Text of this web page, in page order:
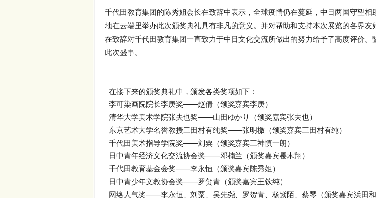
千代田教育集团的陈秀姐会长在致辞中表示，全球疫情仍在蔓延，中日两国守望
地在云端里举办此次颁奖典礼具有非凡的意义。并对帮助和支持本次展览的各界
在致辞对千代田教育集团一直致力于中日文化交流所做出的努力给予了高度评价。
此次盛事。
在接下来的颁奖典礼中，颁发各类奖项如下：
李可染画院院长李庚奖——赵倩（颁奖嘉宾李庚）
清华大学美术学院张夫也奖——山田ゆかり（颁奖嘉宾张夫也）
东京艺术大学名誉教授三田村有纯奖——张明檄（颁奖嘉宾三田村有纯）
千代田美术指导学院奖——刘粟（颁奖嘉宾三神慎一朗）
日中青年经济文化交流协会奖——邓楠兰（颁奖嘉宾樱木翔）
千代田教育基金会奖——李永恒（颁奖嘉宾陈秀姐）
日中青少年文教协会奖——罗贺青（颁奖嘉宾王钦纯）
网络人气奖——李永恒、刘粟、吴先尧、罗贺青、杨紫陌、蔡琴（颁奖嘉宾浜田和